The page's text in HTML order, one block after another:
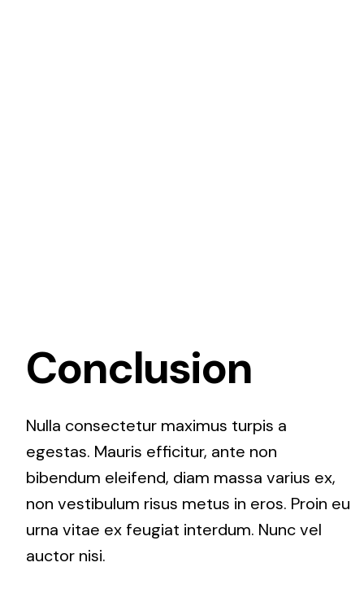
Conclusion
Nulla consectetur maximus turpis a
egestas. Mauris efficitur, ante non
bibendum eleifend, diam massa varius ex,
non vestibulum risus metus in eros. Proin eu
urna vitae ex feugiat interdum. Nunc vel
auctor nisi.